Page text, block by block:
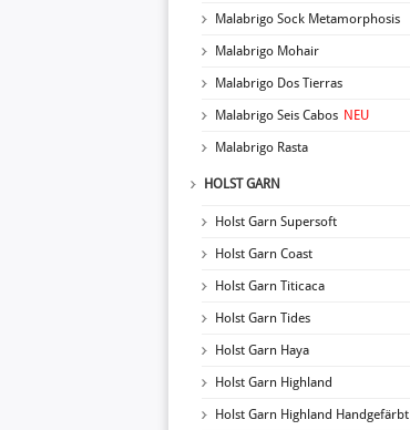
Malabrigo Sock Metamorphosis
Malabrigo Mohair
Malabrigo Dos Tierras
Malabrigo Seis Cabos NEU
Malabrigo Rasta
HOLST GARN
Holst Garn Supersoft
Holst Garn Coast
Holst Garn Titicaca
Holst Garn Tides
Holst Garn Haya
Holst Garn Highland
Holst Garn Highland Handgefärbt